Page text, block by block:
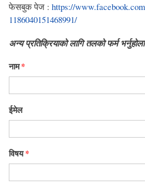
फेसबुक पेज : https://
1186040151468991/
अन्य प्रतिक्रियाको लागि तलको फर्म
नाम*
ईमेल
विषय*